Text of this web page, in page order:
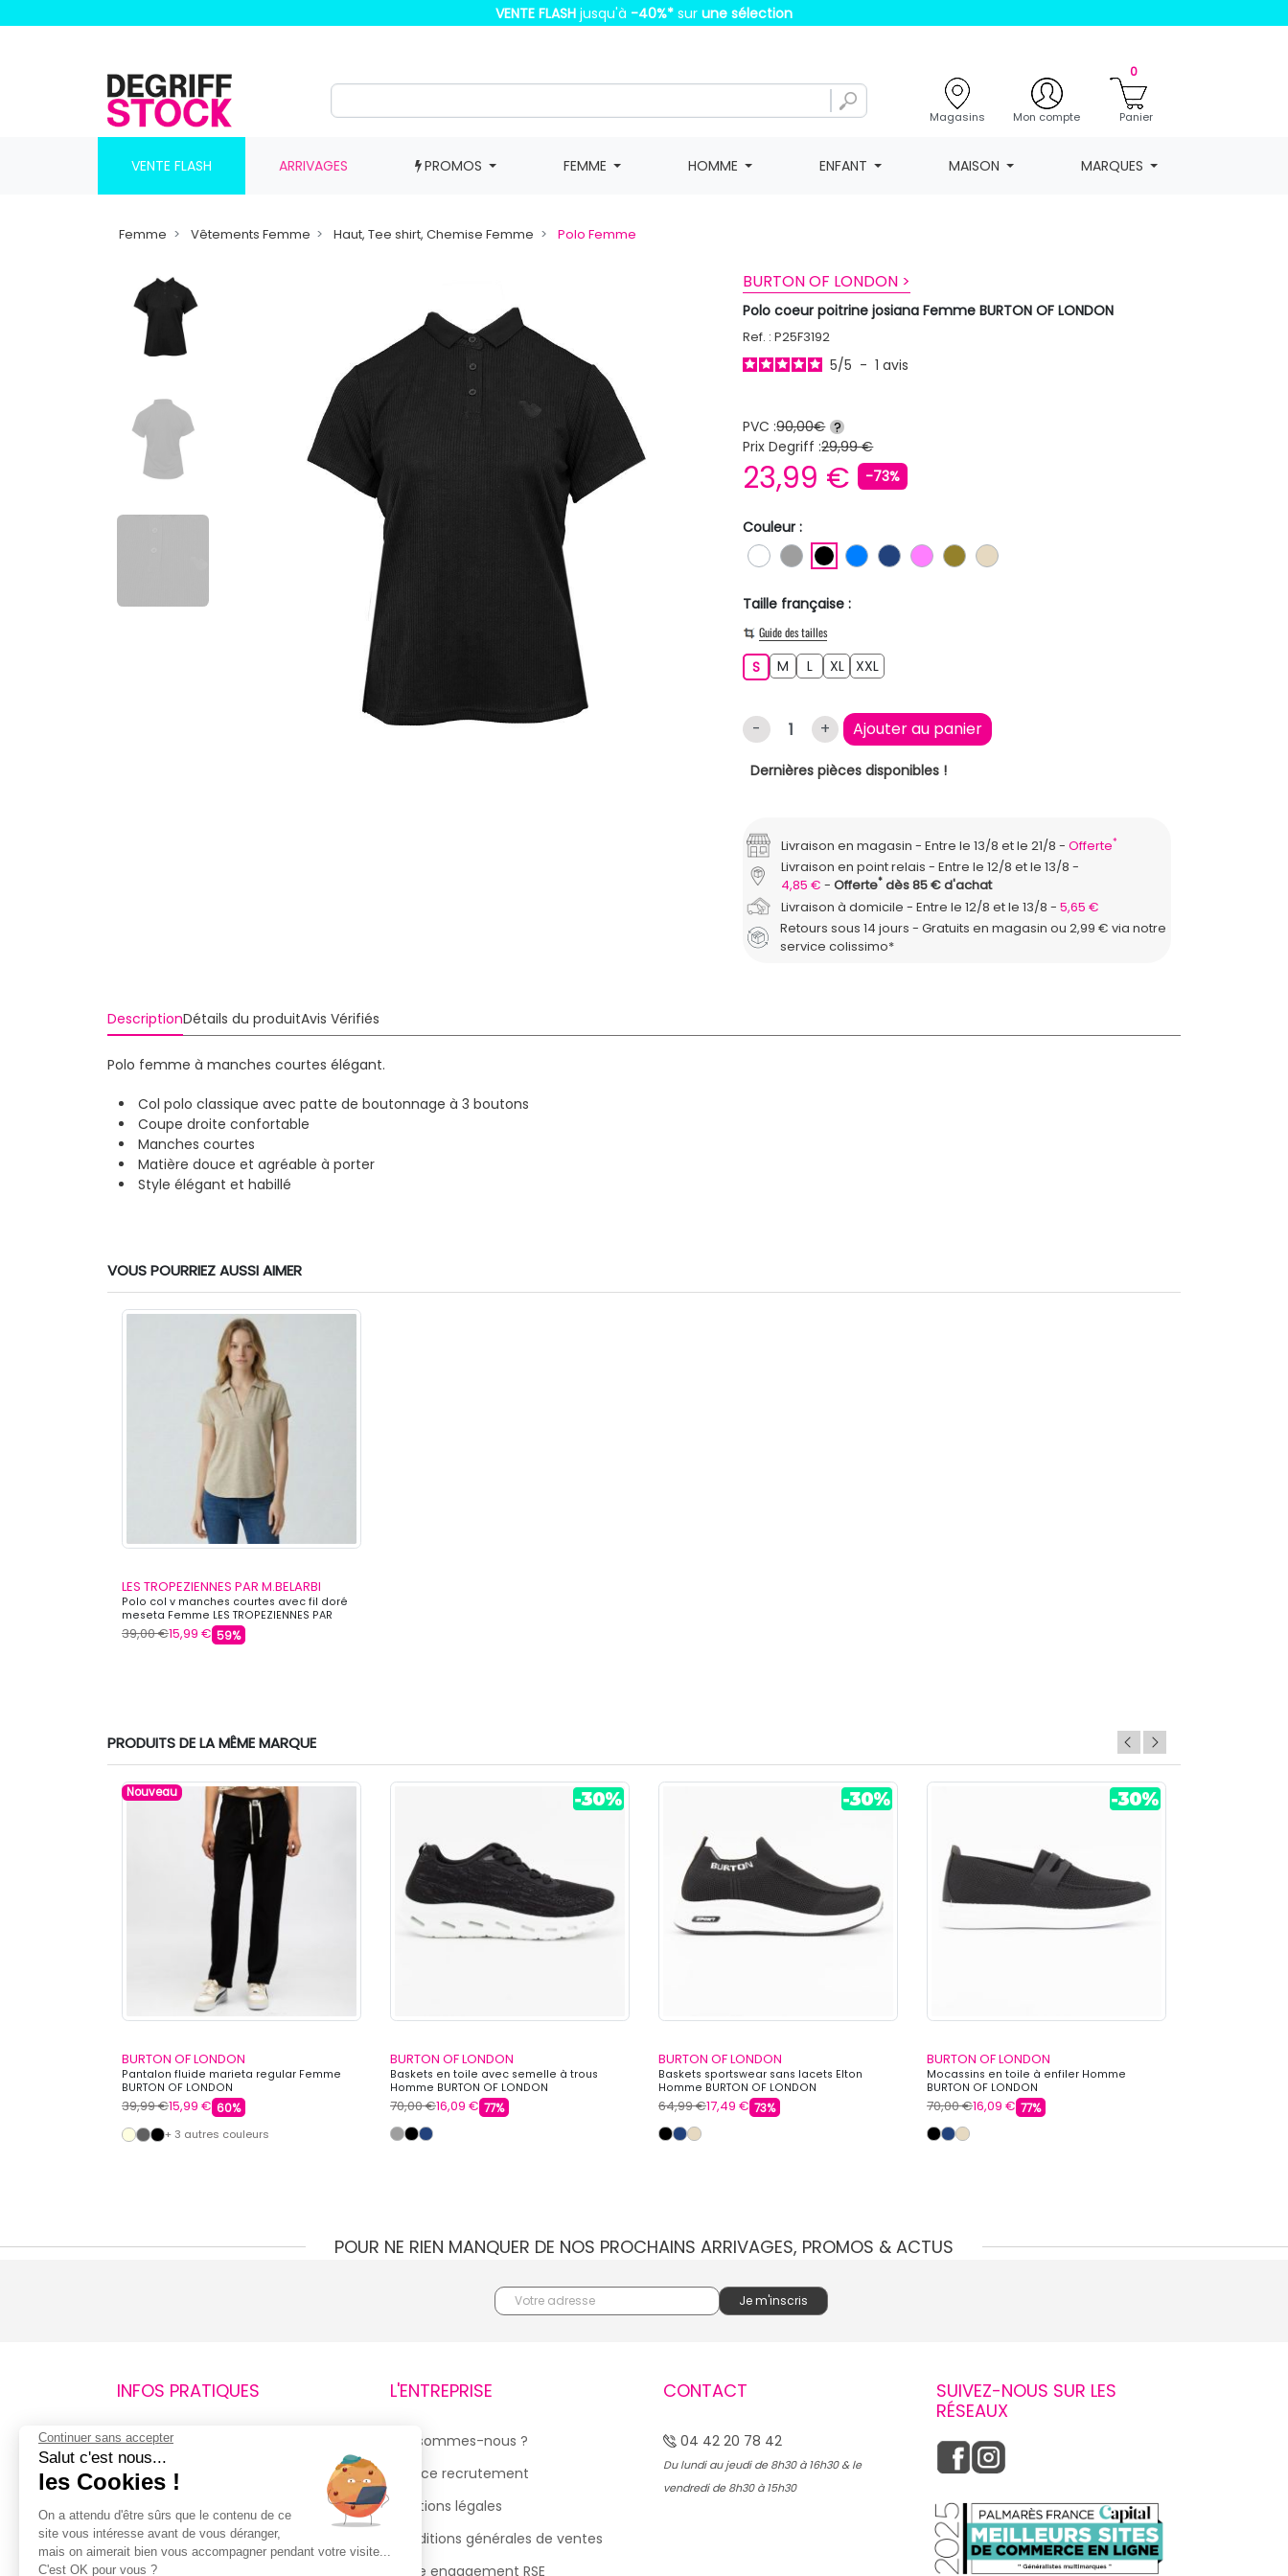
VENTE FLASH jusqu'à -40%* sur une sélection
Magasins Mon compte
0
Panier
VENTE FLASH ARRIVAGES PROMOS FEMME HOMME ENFANT MAISON MARQUES
Femme Vêtements Femme Haut, Tee shirt, Chemise Femme Polo Femme
BURTON OF LONDON >
Polo coeur poitrine josiana Femme BURTON OF LONDON
Ref. : P25F3192
5/5 - 1avis
PVC :90,00€ ?
Prix Degriff :29,99 €
23,99 € -73%
Couleur :
BLANCGRIS NOIRBLEUBLEU FONCE
ROSEKAKIBEIGE
Taille française :
Guide des tailles
SS M LL XLXLXXLXXL
- + Ajouter au panier
Dernières pièces disponibles !
Livraison en magasin Entre le 13/8 et le 21/8 Offerte*
Livraison en point relais
Entre le 12/8 et le 13/8
4,85 €
Offerte*dès 85 € d'achat
Livraison à domicile
Entre le 12/8 et le 13/8
5,65 €
Retours sous 14 jours - Gratuits en magasin ou 2,99 € via notre
service colissimo*
DescriptionDétails du produitAvis Vérifiés
Polo femme à manches courtes élégant.
Col polo classique avec patte de boutonnage à 3 boutons
Coupe droite confortable
Manches courtes
Matière douce et agréable à porter
Style élégant et habillé
VOUS POURRIEZ AUSSI AIMER
LES TROPEZIENNES PAR M.BELARBI
Polo col v manches courtes avec fil doré
meseta Femme LES TROPEZIENNES PAR
M.BELARBI
39,00 €15,99 € 59%
PRODUITS DE LA MÊME MARQUE
Nouveau
BURTON OF LONDON
Pantalon fluide marieta regular Femme
BURTON OF LONDON
39,99 €15,99 € 60%
+ 3 autres couleurs
BURTON OF LONDON
Baskets en toile avec semelle à trous
Homme BURTON OF LONDON
70,00 €16,09 € 77%
BURTON OF LONDON
Baskets sportswear sans lacets Elton
Homme BURTON OF LONDON
64,99 €17,49 € 73%
BURTON OF LONDON
Mocassins en toile à enfiler Homme
BURTON OF LONDON
70,00 €16,09 € 77%
POUR NE RIEN MANQUER DE NOS PROCHAINS ARRIVAGES, PROMOS & ACTUS
INFOS PRATIQUES
Retours et remboursements
Suivi de commande
Livraisons
Guide des tailles
Politique de confidentialité
L'ENTREPRISE
Qui sommes-nous ?
Espace recrutement
Mentions légales
Conditions générales de ventes
Notre engagement RSE
CONTACT
04 42 20 78 42
Du lundi au jeudi de 8h30 à 16h30 & le
vendredi de 8h30 à 15h30
SUIVEZ-NOUS SUR LES
RÉSEAUX
Continuer sans accepter
Salut c'est nous...
les Cookies !
On a attendu d'être sûrs que le contenu de ce
site vous intéresse avant de vous déranger,
mais on aimerait bien vous accompagner pendant votre visite...
C'est OK pour vous ?